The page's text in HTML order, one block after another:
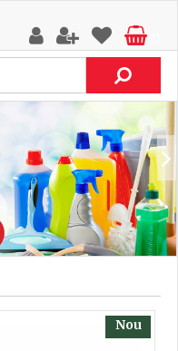
Nou